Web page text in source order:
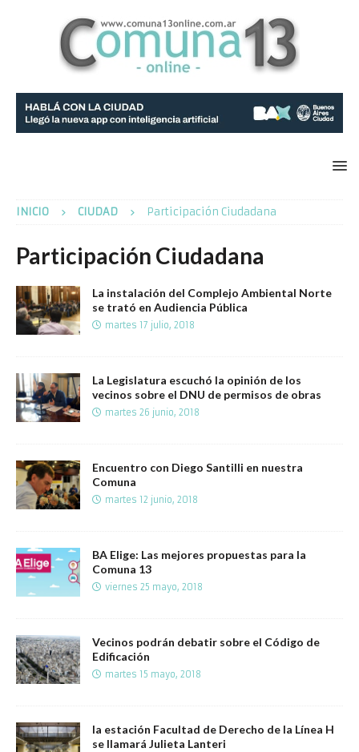
INICIO CIUDAD Participación Ciudadana
Participación Ciudadana
La instalación del Complejo Ambiental Norte
se trató en Audiencia Pública
martes 17 julio, 2018
La Legislatura escuchó la opinión de los
vecinos sobre el DNU de permisos de obras
martes 26 junio, 2018
Encuentro con Diego Santilli en nuestra
Comuna
martes 12 junio, 2018
BA Elige: Las mejores propuestas para la
Comuna 13
viernes 25 mayo, 2018
Vecinos podrán debatir sobre el Código de
Edificación
martes 15 mayo, 2018
la estación Facultad de Derecho de la Línea H
se llamará Julieta Lanteri